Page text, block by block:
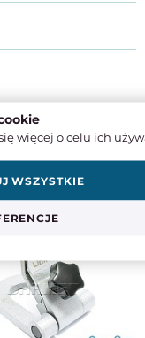
więcej o celu ich
WSZYSTKIE